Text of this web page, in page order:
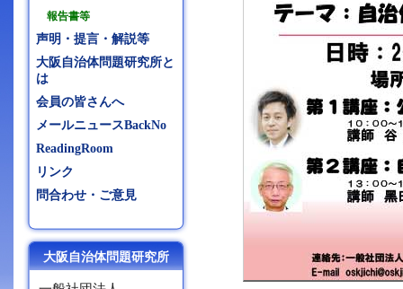
報告書等
声明・提言・解説等
大阪自治体問題研究所と
は
会員の皆さんへ
メールニュースBackNo
ReadingRoom
リンク
問合わせ・ご意見
大阪自治体問題研究所